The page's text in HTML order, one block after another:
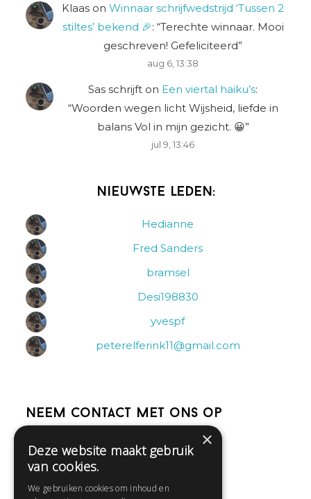
Klaas on Winnaar schrijfwedstrijd ‘Tussen 2
stiltes’ bekend 🎉: “Terechte winnaar. Mooi
geschreven! Gefeliciteerd”
aug 6, 13:38
Sas schrijft on Een viertal haiku’s:
“Woorden wegen licht Wijsheid, liefde in
balans Vol in mijn gezicht. 😀”
jul 9, 13:46
Nieuwste leden:
Hedianne
Fred Sanders
bramsel
Desi198830
yvespf
peterelferink11@gmail.com
Neem contact met ons op
Help
Contact
×
Deze website maakt gebruik
van cookies.
We gebruiken cookies om inhoud en